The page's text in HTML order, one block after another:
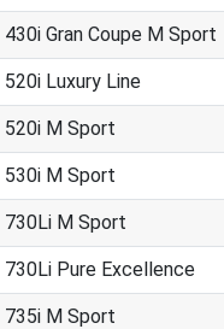
430i Gran Coupe M Sport
520i Luxury Line
520i M Sport
530i M Sport
730Li M Sport
730Li Pure Excellence
735i M Sport